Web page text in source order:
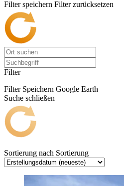
Filter speichern Filter zurücksetzen
Filter
Filter Speichern Google Earth
Suche schließen
Sortierung nach Sortierung